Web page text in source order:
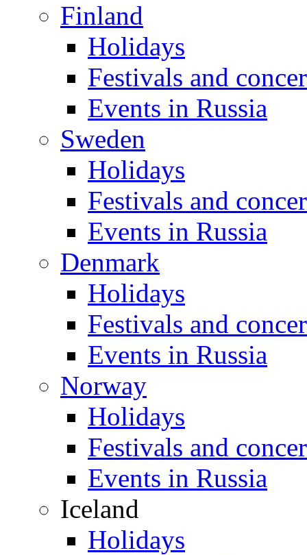
Finland
Holidays
Festivals and
Events in Russia
Sweden
Holidays
Festivals and
Events in Russia
Denmark
Holidays
Festivals and
Events in Russia
Norway
Holidays
Festivals and
Events in Russia
Iceland
Holidays